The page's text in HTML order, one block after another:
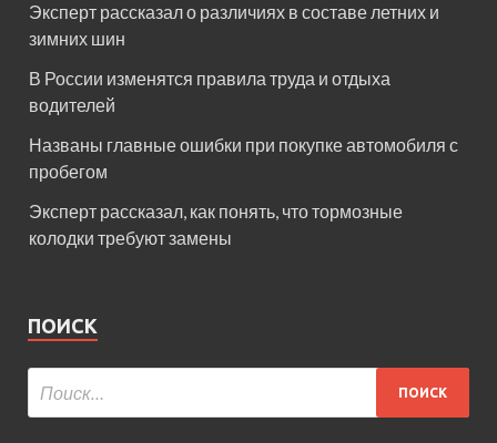
Эксперт рассказал о различиях в составе летних и
зимних шин
В России изменятся правила труда и отдыха
водителей
Названы главные ошибки при покупке автомобиля с
пробегом
Эксперт рассказал, как понять, что тормозные
колодки требуют замены
ПОИСК